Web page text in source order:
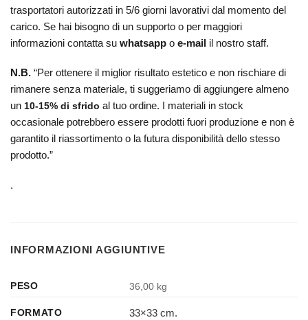
trasportatori autorizzati in 5/6 giorni lavorativi dal momento del
carico. Se hai bisogno di un supporto o per maggiori
informazioni contatta su whatsapp o e-mail il nostro staff.
N.B. “Per ottenere il miglior risultato estetico e non rischiare di
rimanere senza materiale, ti suggeriamo di aggiungere almeno
un 10-15% di sfrido al tuo ordine. I materiali in stock
occasionale potrebbero essere prodotti fuori produzione e non è
garantito il riassortimento o la futura disponibilità dello stesso
prodotto.”
.
INFORMAZIONI AGGIUNTIVE
PESO 36,00 kg
FORMATO 33×33 cm.